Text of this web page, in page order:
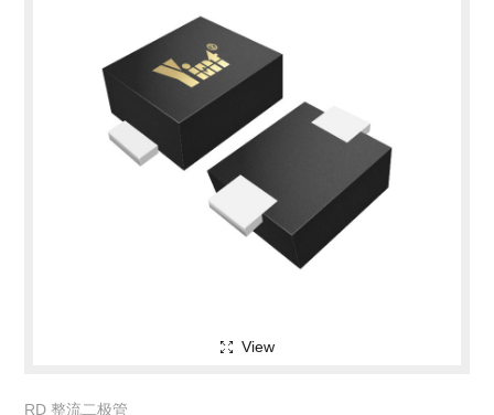
View
RD 整流二极管